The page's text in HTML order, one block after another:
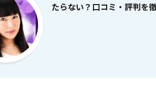
たらない？口コミ・評判を